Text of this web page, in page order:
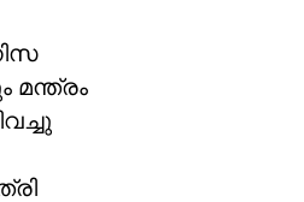
മന്ത്രം